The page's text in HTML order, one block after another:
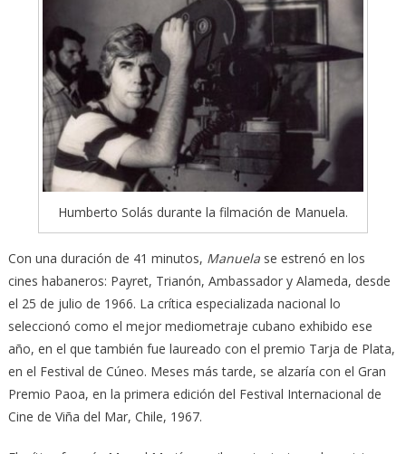
Humberto Solás durante la filmación de Manuela.
Con una duración de 41 minutos, Manuelase estrenó en los
cines habaneros: Payret, Trianón, Ambassador y Alameda, desde
el 25 de julio de 1966. La crítica especializada nacional lo
seleccionó como el mejor mediometraje cubano exhibido ese
año, en el que también fue laureado con el premio Tarja de Plata,
en el Festival de Cúneo. Meses más tarde, se alzaría con el Gran
Premio Paoa, en la primera edición del Festival Internacional de
Cine de Viña del Mar, Chile, 1967.